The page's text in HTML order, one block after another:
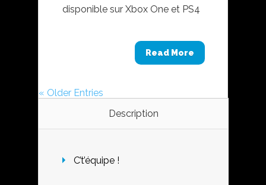
disponible sur Xbox One et PS4
Read More
« Older Entries
Description
C’t’équipe !